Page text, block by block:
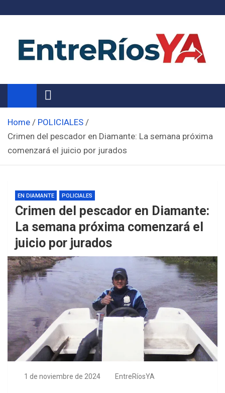
Noticias de Entre Ríos
Información de toda la provincia ahora
Home
POLICIALES
Crimen del pescador en Diamante: La semana próxima
comenzará el juicio por jurados
EN DIAMANTE POLICIALES
Crimen del pescador en Diamante:
La semana próxima comenzará el
juicio por jurados
1 de noviembre de 2024 EntreRíosYA